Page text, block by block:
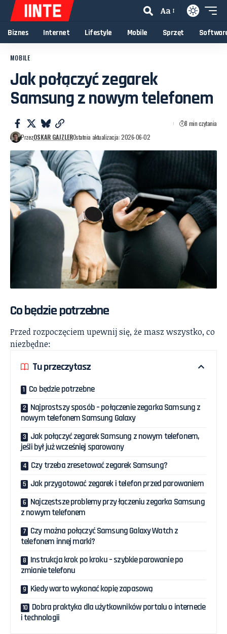
Aa
Biznes Internet Lifestyle Mobile Sprzęt
MOBILE
Jak połączyć zegarek
Samsung z nowym telefonem
PrzezOSKAR GAJZLEROstatnia aktualizacja: 2026-06-02
8 min czytania
Co będzie potrzebne
Przed rozpoczęciem upewnij się, że masz wszystko, co
niezbędne:
Tu przeczytasz
Co będzie potrzebne
Najprostszy sposób – połączenie zegarka Samsung z
nowym telefonem Samsung Galaxy
Jak połączyć zegarek Samsung z nowym telefonem,
jeśli był już wcześniej sparowany
Czy trzeba zresetować zegarek Samsung?
Jak przygotować zegarek i telefon przed parowaniem
Najczęstsze problemy przy łączeniu zegarka Samsung
z nowym telefonem
Czy można połączyć Samsung Galaxy Watch z
telefonem innej marki?
Instrukcja krok po kroku – szybkie parowanie po
zmianie telefonu
Kiedy warto wykonać kopię zapasową
Dobra praktyka dla użytkowników portalu o internecie
i technologii